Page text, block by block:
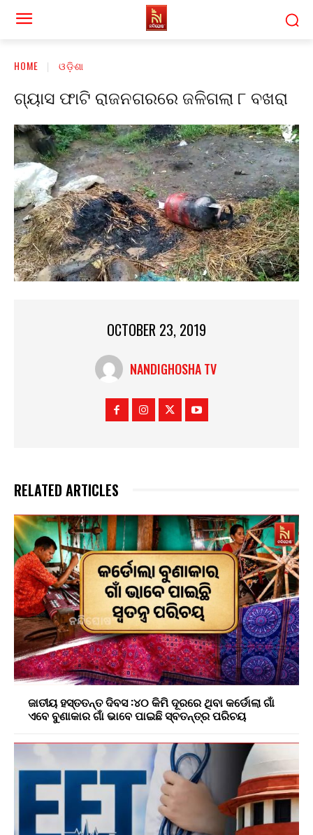
HOME ଓଡ଼ିଶା
ଗ୍ୟାସ ଫାଟି ରାଜନଗରରେ ଜଳିଗଲା ୮ ବଖରା
OCTOBER 23, 2019
NANDIGHOSHA TV
RELATED ARTICLES
ଜାତୀୟ ହସ୍ତତନ୍ତ ଦିବସ :୪୦ କିମି ଦୂରରେ ଥିବା କର୍ଡୋଲା ଗାଁ
ଏବେ ବୁଣାକାର ଗାଁ ଭାବେ ପାଇଛି ସ୍ବତନ୍ତ୍ର ପରିଚୟ